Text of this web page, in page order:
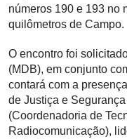
números 190 e 193 no
quilômetros de Campo.
O encontro foi
(MDB), em conjunto
contará com a
de Justiça e
(Coordenadoria de
Radiocomunicação),